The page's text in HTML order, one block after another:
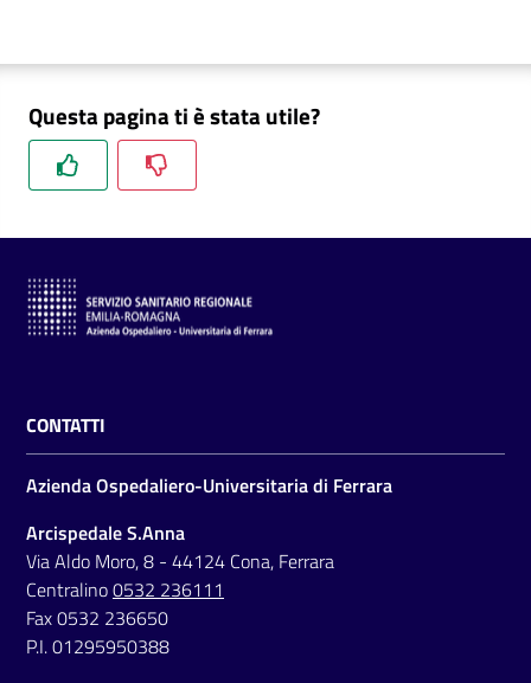
t
Fornitori
Menu selezionato
su
Questa pagina ti è stata utile?
CONTATTI
Azienda Ospedaliero-Universitaria di Ferrara
Arcispedale S.Anna
Via Aldo Moro, 8 - 44124 Cona, Ferrara
Centralino0532 236111
Fax 0532 236650
P.I. 01295950388